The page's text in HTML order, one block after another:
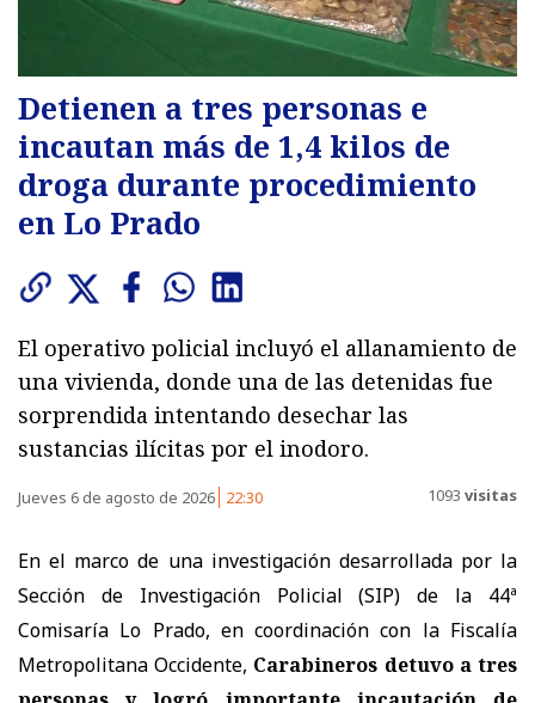
Detienen a tres personas e
incautan más de 1,4 kilos de
droga durante procedimiento
en Lo Prado
El operativo policial incluyó el allanamiento de
una vivienda, donde una de las detenidas fue
sorprendida intentando desechar las
sustancias ilícitas por el inodoro.
Jueves 6 de agosto de 2026 22:30 1093 visitas
En el marco de una investigación desarrollada por la
Sección de Investigación Policial (SIP) de la 44ª
Comisaría Lo Prado, en coordinación con la Fiscalía
Metropolitana Occidente, Carabineros detuvo a tres